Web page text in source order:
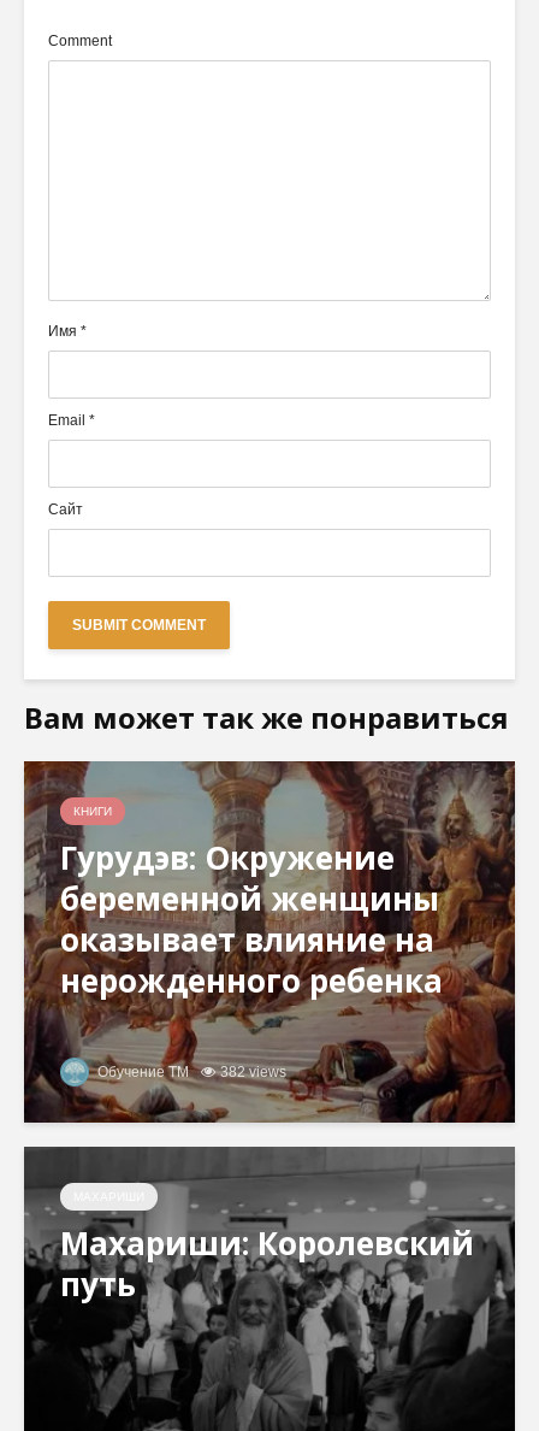
Comment
Имя *
Email *
Сайт
Вам может так же понравиться
КНИГИ
Гурудэв: Окружение
беременной женщины
оказывает влияние на
нерожденного ребенка
Обучение ТМ 382 views
Махариши: Королевский
путь